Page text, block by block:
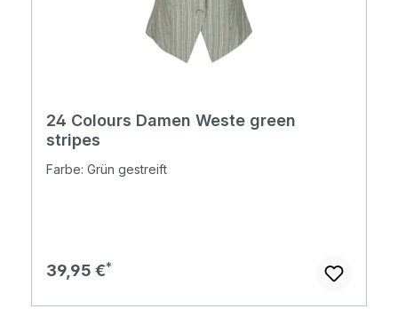
24 Colours Damen Weste green
stripes
Farbe: Grün gestreift
Regulärer Preis:
39,95 €